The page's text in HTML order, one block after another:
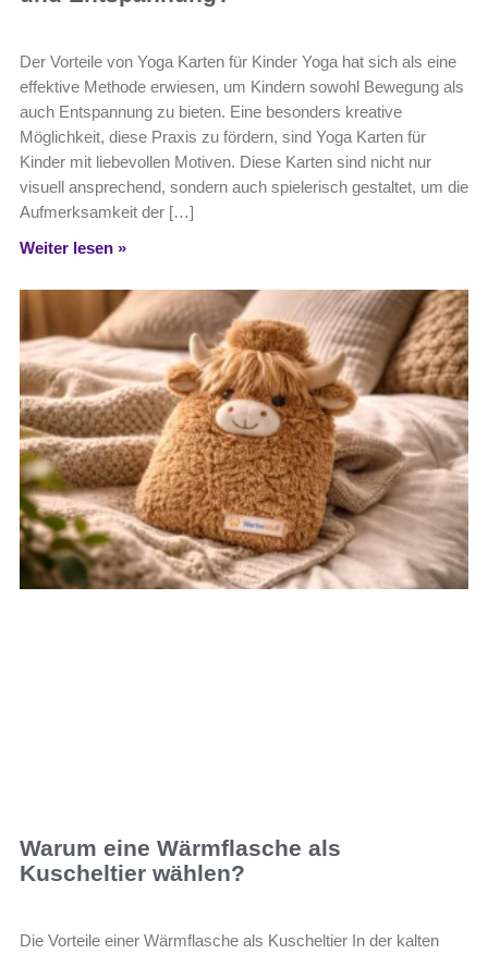
Der Vorteile von Yoga Karten für Kinder Yoga hat sich als eine
effektive Methode erwiesen, um Kindern sowohl Bewegung als
auch Entspannung zu bieten. Eine besonders kreative
Möglichkeit, diese Praxis zu fördern, sind Yoga Karten für
Kinder mit liebevollen Motiven. Diese Karten sind nicht nur
visuell ansprechend, sondern auch spielerisch gestaltet, um die
Aufmerksamkeit der […]
Weiter lesen »
Warum eine Wärmflasche als
Kuscheltier wählen?
Die Vorteile einer Wärmflasche als Kuscheltier In der kalten